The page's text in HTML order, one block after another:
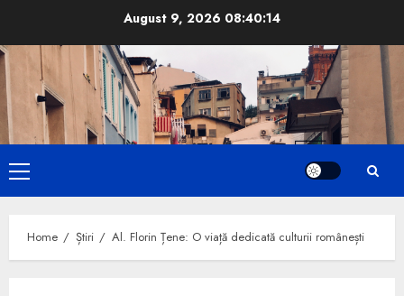
content
August 9, 2026 08:40:16
Primary
Menu
Home Știri Al. Florin Țene: O viață dedicată culturii românești